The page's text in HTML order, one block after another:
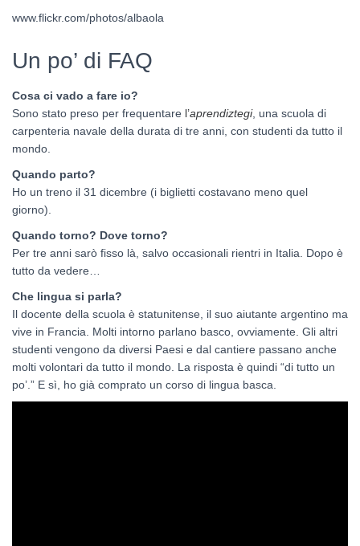
www.flickr.com/photos/albaola
Un po’ di FAQ
Cosa ci vado a fare io?
Sono stato preso per frequentare l’aprendiztegi, una scuola di
carpenteria navale della durata di tre anni, con studenti da tutto il
mondo.
Quando parto?
Ho un treno il 31 dicembre (i biglietti costavano meno quel
giorno).
Quando torno? Dove torno?
Per tre anni sarò fisso là, salvo occasionali rientri in Italia. Dopo è
tutto da vedere…
Che lingua si parla?
Il docente della scuola è statunitense, il suo aiutante argentino ma
vive in Francia. Molti intorno parlano basco, ovviamente. Gli altri
studenti vengono da diversi Paesi e dal cantiere passano anche
molti volontari da tutto il mondo. La risposta è quindi “di tutto un
po’.” E sì, ho già comprato un corso di lingua basca.